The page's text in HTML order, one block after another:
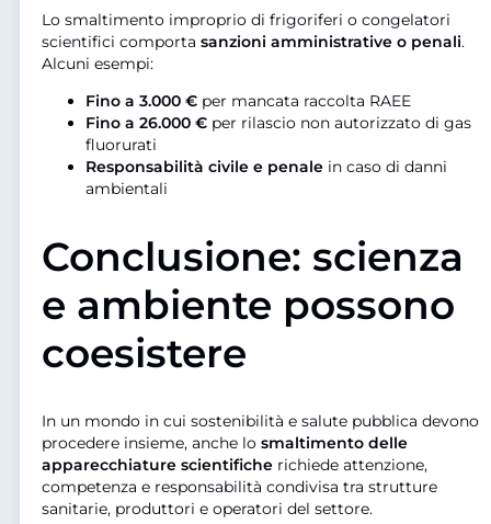
Lo smaltimento improprio di frigoriferi o congelatori
scientifici comporta sanzioni amministrative o penali.
Alcuni esempi:
Fino a 3.000 € per mancata raccolta RAEE
Fino a 26.000 € per rilascio non autorizzato di gas
fluorurati
Responsabilità civile e penale in caso di danni
ambientali
Conclusione: scienza
e ambiente possono
coesistere
In un mondo in cui sostenibilità e salute pubblica devono
procedere insieme, anche lo smaltimento delle
apparecchiature scientifiche richiede attenzione,
competenza e responsabilità condivisa tra strutture
sanitarie, produttori e operatori del settore.